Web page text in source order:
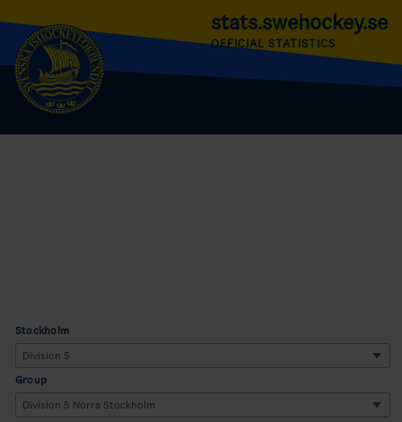
stats.swehockey.se
OFFICIAL STATISTICS
Stockholm
Group